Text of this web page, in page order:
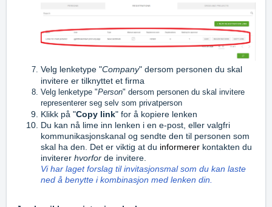
Velg lenketype "Company" dersom personen du skal
invitere er tilknyttet et firma
Velg lenketype "Person" dersom personen du skal invitere
representerer seg selv som privatperson
Klikk på "Copy link" for å kopiere lenken
Du kan nå lime inn lenken i en e-post, eller valgfri
kommunikasjonskanal og sendte den til personen som
skal ha den. Det er viktig at du informerer kontakten du
inviterer hvorfor de invitere.
Vi har laget forslag til invitasjonsmal som du kan laste
ned å benytte i kombinasjon med lenken din.